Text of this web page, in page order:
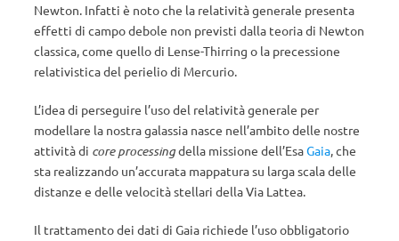
Newton. Infatti è noto che la relatività generale presenta
effetti di campo debole non previsti dalla teoria di Newton
classica, come quello di Lense-Thirring o la precessione
relativistica del perielio di Mercurio.
L’idea di perseguire l’uso del relatività generale per
modellare la nostra galassia nasce nell’ambito delle nostre
attività di core processingdella missione dell’EsaGaia, che
sta realizzando un’accurata mappatura su larga scala delle
distanze e delle velocità stellari della Via Lattea.
Il trattamento dei dati di Gaia richiede l’uso obbligatorio